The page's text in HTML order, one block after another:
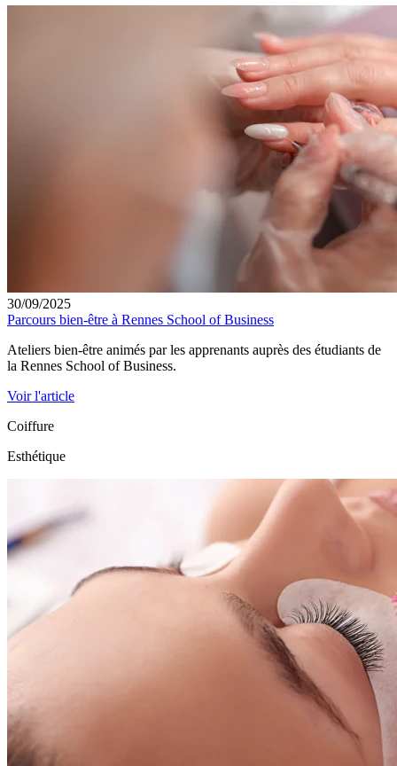
30/09/2025
Parcours bien-être à Rennes School of Business
Ateliers bien-être animés par les apprenants auprès des étudiants de
la Rennes School of Business.
Voir l'article
Coiffure
Esthétique